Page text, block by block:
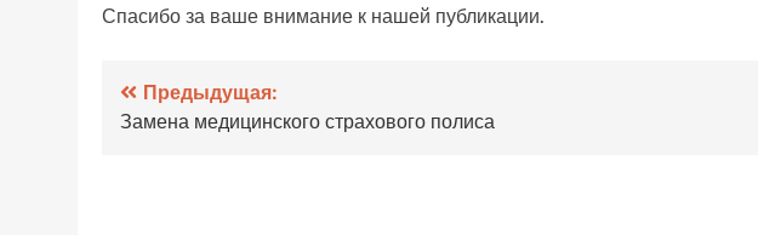
Спасибо за ваше внимание к нашей публикации.
Навигация
по
Предыдущая:
Замена медицинского страхового полиса